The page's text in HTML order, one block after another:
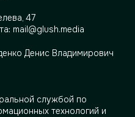
47
mail@glush.media
Денис Владимирович
службой по
технологий и